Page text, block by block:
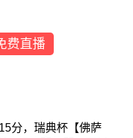
费直播
分，瑞典杯【佛萨